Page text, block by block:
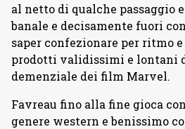
al netto di qualche passaggio
banale e decisamente fuori
saper confezionare per ritmo e
prodotti validissimi e lontani
demenziale dei film Marvel.
Favreau fino alla fine gioca
genere western e benissimo